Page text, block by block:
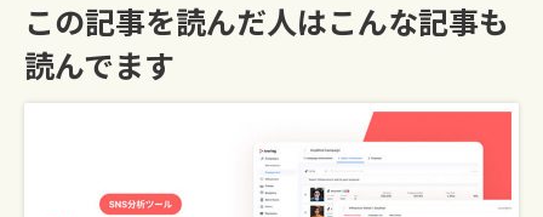
この記事を読んだ人はこんな記事も
読んでます